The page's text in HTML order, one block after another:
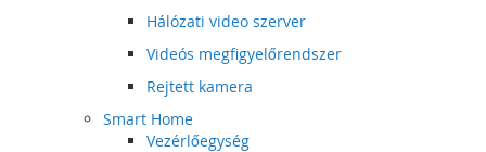
Hálózati video szerver
Videós megfigyelőrendszer
Rejtett kamera
Smart Home
Vezérlőegység